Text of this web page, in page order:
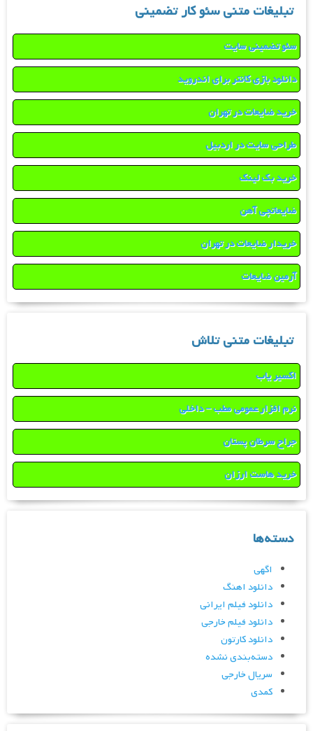
تبلیغات متنی سئو کار تضمینی
سئو تضمینی سایت
دانلود بازی کانتر برای اندروید
خرید ضایعات در تهران
طراحی سایت در اردبیل
خرید بک لینک
ضایعاتچی آهن
خریدار ضایعات در تهران
آرمین ضایعات
تبلیغات متنی تلاش
اکسیر یاب
نرم افزار عمومی مطب – داخلی
جراح سرطان پستان
خرید هاست ارزان
دسته‌ها
اگهی
دانلود اهنگ
دانلود فیلم ایرانی
دانلود فیلم خارجی
دانلود کارتون
دسته‌بندی نشده
سریال خارجی
کمدی